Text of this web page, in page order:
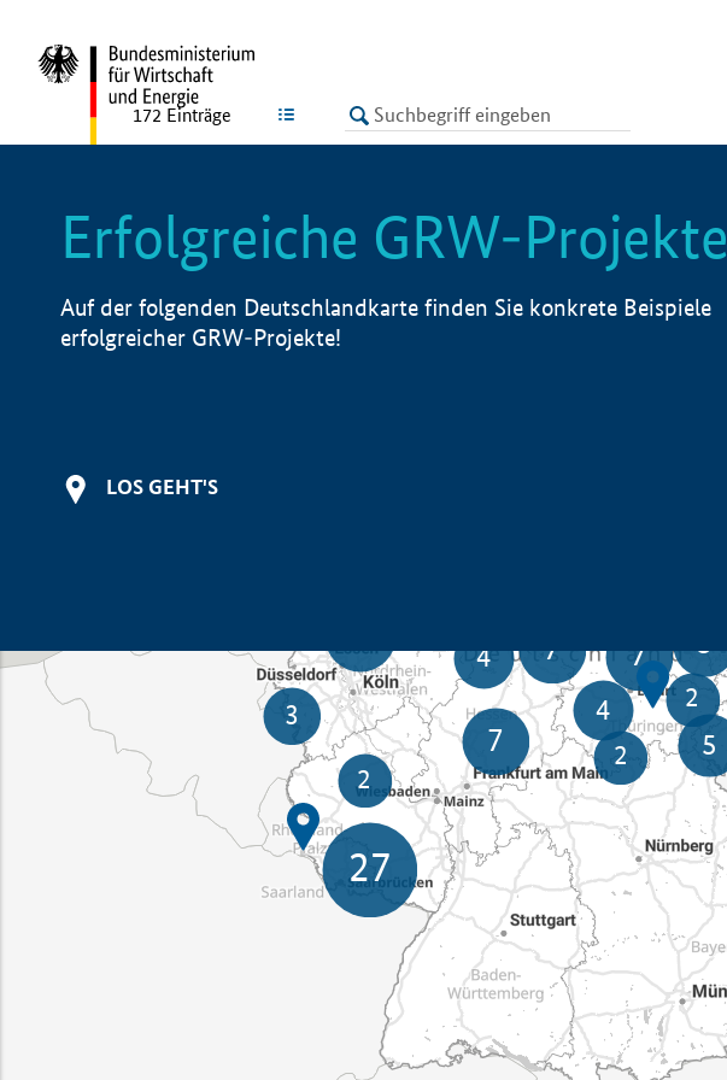
LISTE
172 Einträge
Erfolgreiche GRW-Projekte
Auf der folgenden Deutschlandkarte finden Sie konkrete Beispiele
erfolgreicher GRW-Projekte!
LOS GEHT'S